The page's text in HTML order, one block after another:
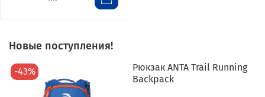
Новые поступления!
-43%
Рюкзак ANTA Trail Running
Backpack